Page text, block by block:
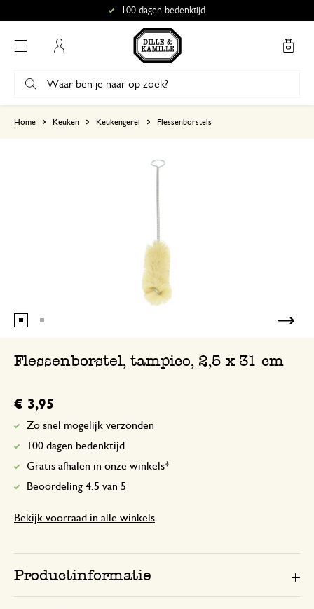
100 dagen bedenktijd
Home Keuken Keukengerei Flessenborstels
Flessenborstel, tampico, 2,5 x 31 cm
€ 3,95
Zo snel mogelijk verzonden
100 dagen bedenktijd
Gratis afhalen in onze winkels*
Beoordeling 4.5 van 5
Bekijk voorraad in alle winkels
Productinformatie